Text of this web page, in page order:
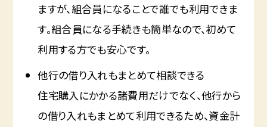
ますが、組合員になることで誰でも利用できま
す。組合員になる手続きも簡単なので、初めて
利用する方でも安心です。
他行の借り入れもまとめて相談できる
住宅購入にかかる諸費用だけでなく、他行から
の借り入れもまとめて利用できるため、資金計